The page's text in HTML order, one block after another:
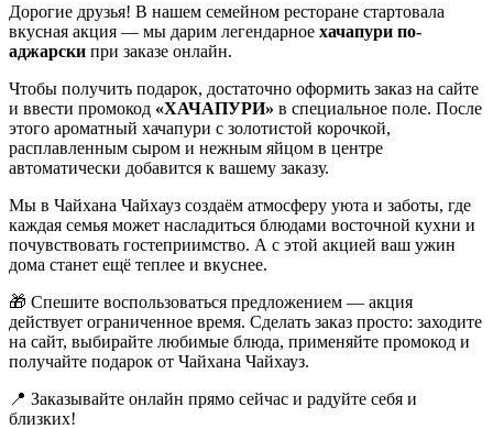
Дорогие друзья! В нашем семейном ресторане стартовала
вкусная акция — мы дарим легендарное хачапури по-
аджарски при заказе онлайн.
Чтобы получить подарок, достаточно оформить заказ на сайте
и ввести промокод «ХАЧАПУРИ» в специальное поле. После
этого ароматный хачапури с золотистой корочкой,
расплавленным сыром и нежным яйцом в центре
автоматически добавится к вашему заказу.
Мы в Чайхана Чайхауз создаём атмосферу уюта и заботы, где
каждая семья может насладиться блюдами восточной кухни и
почувствовать гостеприимство. А с этой акцией ваш ужин
дома станет ещё теплее и вкуснее.
🎁 Спешите воспользоваться предложением — акция
действует ограниченное время. Сделать заказ просто: заходите
на сайт, выбирайте любимые блюда, применяйте промокод и
получайте подарок от Чайхана Чайхауз.
📍 Заказывайте онлайн прямо сейчас и радуйте себя и
близких!